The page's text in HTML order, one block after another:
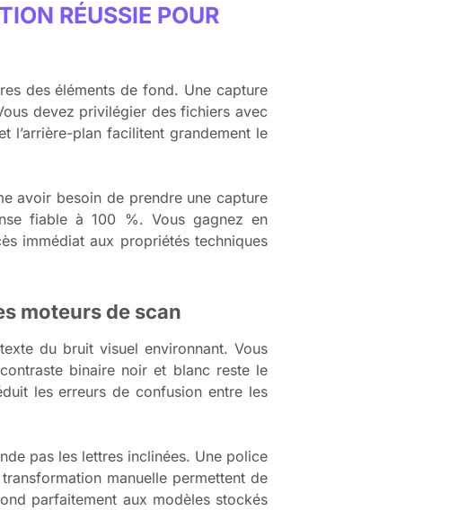
RÉUSSIE POUR
des éléments de fond. Une capture
devez privilégier des fichiers avec
l’arrière-plan facilitent grandement le
avoir besoin de prendre une capture
fiable à 100 %. Vous gagnez en
immédiat aux propriétés techniques
moteurs de scan
du bruit visuel environnant. Vous
binaire noir et blanc reste le
les erreurs de confusion entre les
pas les lettres inclinées. Une police
manuelle permettent de
parfaitement aux modèles stockés